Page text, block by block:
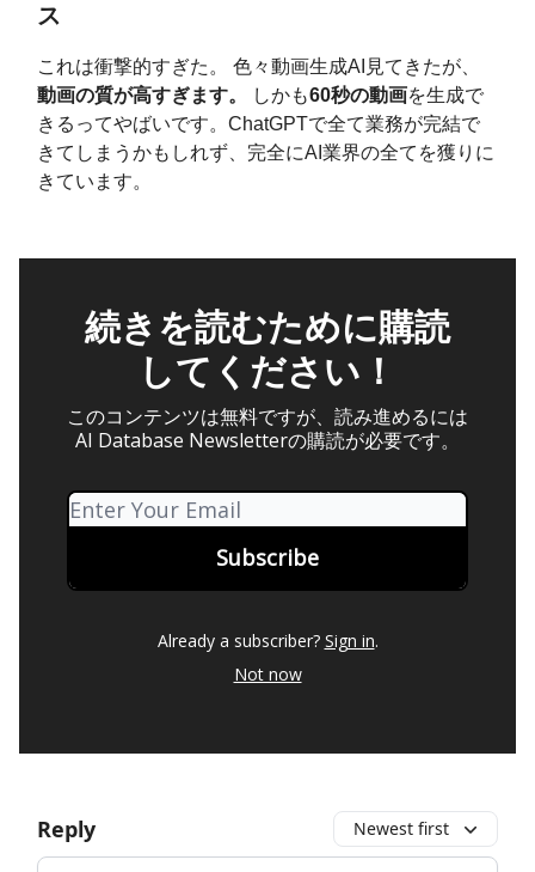
ス
これは衝撃的すぎた。 色々動画生成AI見てきたが、
動画の質が高すぎます。
しかも60秒の動画を生成で
きるってやばいです。ChatGPTで全て業務が完結で
きてしまうかもしれず、完全にAI業界の全てを獲りに
きています。
続きを読むために購読
してください！
このコンテンツは無料ですが、読み進めるには
AI Database Newsletterの購読が必要です。
Already a subscriber? Sign in.
Not now
Reply Newest first